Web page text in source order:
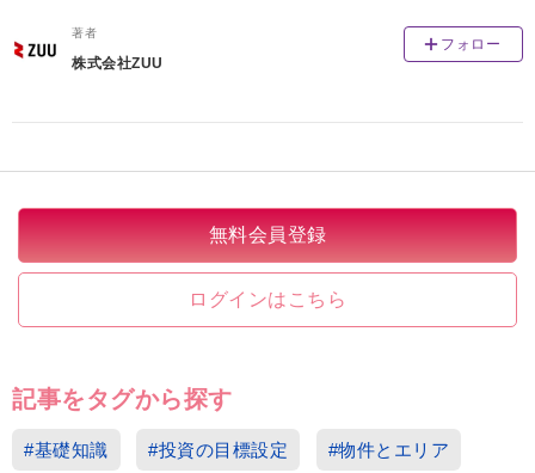
著者
株式会社ZUU
フォロー
無料会員登録
ログインはこちら
記事をタグから探す
#基礎知識 #投資の目標設定 #物件とエリア